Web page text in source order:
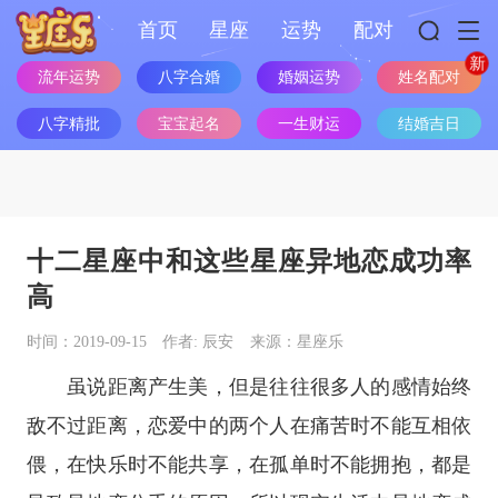
首页 星座 运势 配对
流年运势 八字合婚 婚姻运势 姓名配对
八字精批 宝宝起名 一生财运 结婚吉日
十二星座中和这些星座异地恋成功率
高
时间：2019-09-15 作者: 辰安 来源：星座乐
虽说距离产生美，但是往往很多人的感情始终
敌不过距离，恋爱中的两个人在痛苦时不能互相依
偎，在快乐时不能共享，在孤单时不能拥抱，都是